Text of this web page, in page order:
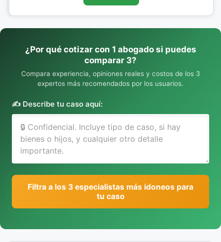
¿Por qué cotizar con 1 abogado si puedes
comparar 3?
Compara experiencia, opiniones reales y costos de los 3
expertos más recomendados por los usuarios.
✍️ Describe tu caso aquí:
Filtra a los 3 especialistas más idoneos para
tu caso